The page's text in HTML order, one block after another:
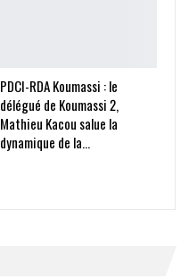
PDCI-RDA Koumassi : le
délégué de Koumassi 2,
Mathieu Kacou salue la
dynamique de la…